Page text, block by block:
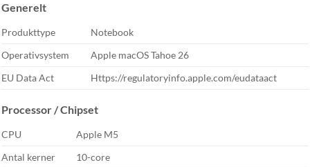
Generelt
Produkttype
Notebook
Operativsystem
Apple macOS Tahoe 26
EU Data Act
Https://regulatoryinfo.apple.com/eudataact
Processor / Chipset
CPU
Apple M5
Antal kerner
10-core